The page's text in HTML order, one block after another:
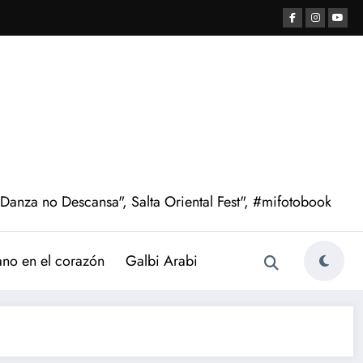
no Descansa", Salta Oriental Fest", #mifotobook
en el corazón Galbi Arabi